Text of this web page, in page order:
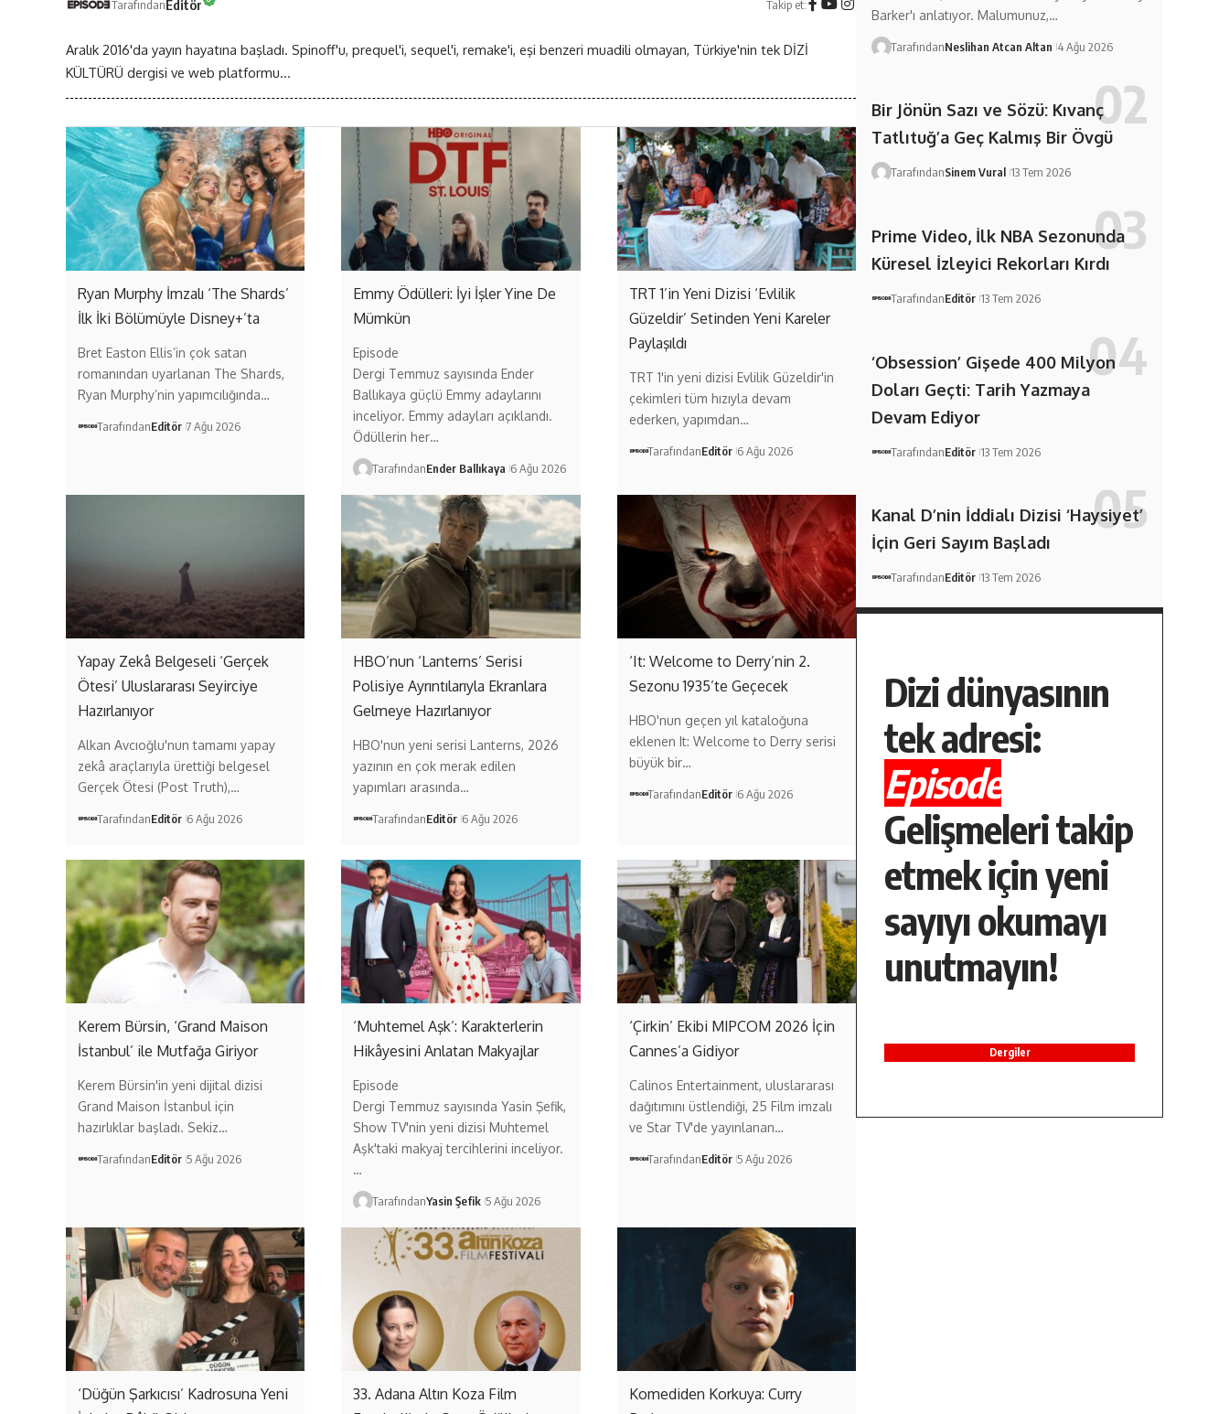
TarafındanEditör Takip et:
Aralık 2016'da yayın hayatına başladı. Spinoff'u, prequel'i, sequel'i, remake'i, eşi benzeri muadili olmayan, Türkiye'nin tek DİZİ
KÜLTÜRÜ dergisi ve web platformu...
Ryan Murphy İmzalı ‘The Shards’
İlk İki Bölümüyle Disney+’ta
Bret Easton Ellis’in çok satan
romanından uyarlanan The Shards,
Ryan Murphy’nin yapımcılığında…
TarafındanEditör 7 Ağu 2026
Emmy Ödülleri: İyi İşler Yine De
Mümkün
Episode
Dergi Temmuz sayısında Ender
Ballıkaya güçlü Emmy adaylarını
inceliyor. Emmy adayları açıklandı.
Ödüllerin her…
TarafındanEnder Ballıkaya 6 Ağu 2026
TRT 1’in Yeni Dizisi ‘Evlilik
Güzeldir’ Setinden Yeni Kareler
Paylaşıldı
TRT 1'in yeni dizisi Evlilik Güzeldir'in
çekimleri tüm hızıyla devam
ederken, yapımdan…
TarafındanEditör 6 Ağu 2026
Yapay Zekâ Belgeseli ‘Gerçek
Ötesi’ Uluslararası Seyirciye
Hazırlanıyor
Alkan Avcıoğlu'nun tamamı yapay
zekâ araçlarıyla ürettiği belgesel
Gerçek Ötesi (Post Truth),…
TarafındanEditör 6 Ağu 2026
HBO’nun ‘Lanterns’ Serisi
Polisiye Ayrıntılarıyla Ekranlara
Gelmeye Hazırlanıyor
HBO'nun yeni serisi Lanterns, 2026
yazının en çok merak edilen
yapımları arasında…
TarafındanEditör 6 Ağu 2026
‘It: Welcome to Derry’nin 2.
Sezonu 1935’te Geçecek
HBO'nun geçen yıl kataloğuna
eklenen It: Welcome to Derry serisi
büyük bir…
TarafındanEditör 6 Ağu 2026
Kerem Bürsin, ‘Grand Maison
İstanbul’ ile Mutfağa Giriyor
Kerem Bürsin'in yeni dijital dizisi
Grand Maison İstanbul için
hazırlıklar başladı. Sekiz…
TarafındanEditör 5 Ağu 2026
‘Muhtemel Aşk’: Karakterlerin
Hikâyesini Anlatan Makyajlar
Episode
Dergi Temmuz sayısında Yasin Şefik,
Show TV'nin yeni dizisi Muhtemel
Aşk'taki makyaj tercihlerini inceliyor.
…
TarafındanYasin Şefik 5 Ağu 2026
‘Çirkin’ Ekibi MIPCOM 2026 İçin
Cannes’a Gidiyor
Calinos Entertainment, uluslararası
dağıtımını üstlendiği, 25 Film imzalı
ve Star TV'de yayınlanan…
TarafındanEditör 5 Ağu 2026
‘Düğün Şarkıcısı’ Kadrosuna Yeni
33. Adana Altın Koza Film
Komediden Korkuya: Curry
Barker'ı anlatıyor. Malumunuz,…
TarafındanNeslihan Atcan Altan 4 Ağu 2026
Bir Jönün Sazı ve Sözü: Kıvanç
Tatlıtuğ’a Geç Kalmış Bir Övgü
TarafındanSinem Vural 13 Tem 2026
Prime Video, İlk NBA Sezonunda
Küresel İzleyici Rekorları Kırdı
TarafındanEditör 13 Tem 2026
‘Obsession’ Gişede 400 Milyon
Doları Geçti: Tarih Yazmaya
Devam Ediyor
TarafındanEditör 13 Tem 2026
Kanal D’nin İddialı Dizisi ‘Haysiyet’
İçin Geri Sayım Başladı
TarafındanEditör 13 Tem 2026
Dizi dünyasının
tek adresi:
Episode
Gelişmeleri takip
etmek için yeni
sayıyı okumayı
unutmayın!
Dergiler